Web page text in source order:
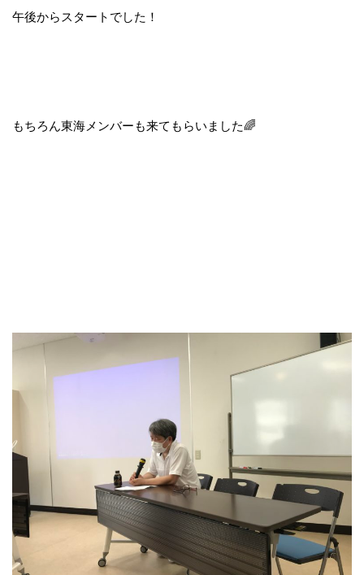
午後からスタートでした！
もちろん東海メンバーも来てもらいました🌈